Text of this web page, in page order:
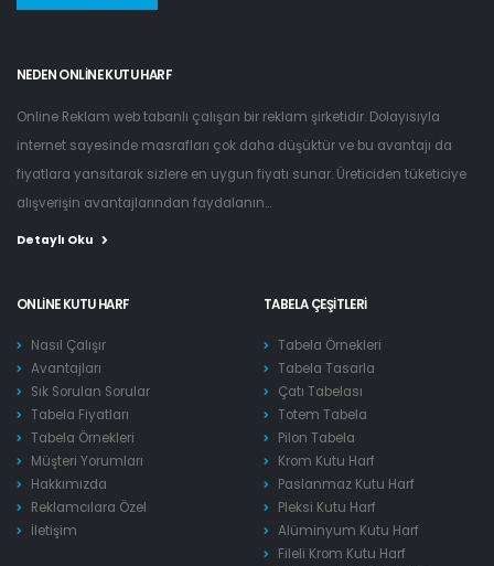
NEDEN ONLINE KUTU HARF
Online Reklam web tabanlı çalışan bir reklam şirketidir. Dolayısıyla
internet sayesinde masrafları çok daha düşüktür ve bu avantajı da
fiyatlara yansıtarak sizlere en uygun fiyatı sunar. Üreticiden tüketiciye
alışverişin avantajlarından faydalanın...
Detaylı Oku
ONLINE KUTU HARF
Nasıl Çalışır
Avantajları
Sık Sorulan Sorular
Tabela Fiyatları
Tabela Örnekleri
Müşteri Yorumları
Hakkımızda
Reklamcılara Özel
İletişim
TABELA ÇEŞITLERI
Tabela Örnekleri
Tabela Tasarla
Çatı Tabelası
Totem Tabela
Pilon Tabela
Krom Kutu Harf
Paslanmaz Kutu Harf
Pleksi Kutu Harf
Alüminyum Kutu Harf
Fileli Krom Kutu Harf